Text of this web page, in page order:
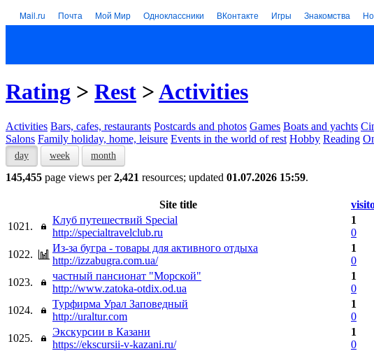
Mail.ru Почта Мой Мир Одноклассники ВКонтакте Игры Знакомства
Rating > Rest >Activities
Activities Bars, cafes, restaurants Postcards and photos Games Boats and yachts
Salons Family holiday, home, leisure Events in the world of rest Hobby Reading
day week month
145,455 page views per2,421 resources; updated 01.07.2026 15:59.
Site title
1021.
Клуб путешествий Special
http://specialtravelclub.ru
1
0
1022.
Из-за бугра - товары для активного отдыха
http://izzabugra.com.ua/
1
0
1023.
частный пансионат "Морской"
http://www.zatoka-otdix.od.ua
1
0
1024.
Турфирма Урал Заповедный
http://uraltur.com
1
0
1025.
Экскурсии в Казани
https://ekscursii-v-kazani.ru/
1
0